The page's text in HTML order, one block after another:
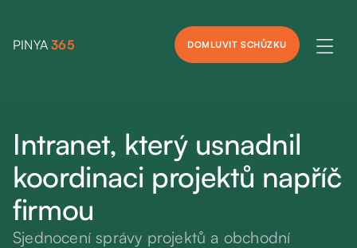
PINYA365 DOMLUVIT SCHŮZKU 
Intranet, který usnadnil
koordinaci projektů napříč
firmou
Sjednocení správy projektů a obchodní